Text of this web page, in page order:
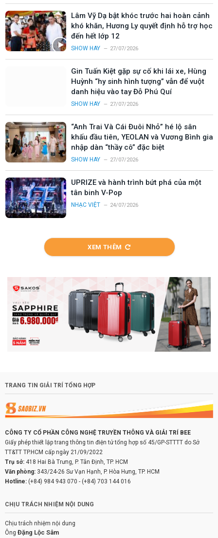
Lâm Vỹ Dạ bật khóc trước hai hoàn cảnh
khó khăn, Hương Ly quyết định hỗ trợ học
đến hết lớp 12
SHOW HAY 27/07/2026
Gin Tuấn Kiệt gặp sự cố khi lái xe, Hùng
Huỳnh “hy sinh hình tượng” vẫn để vuột
danh hiệu vào tay Đỗ Phú Quí
SHOW HAY 27/07/2026
“Anh Trai Và Cái Đuôi Nhỏ” hé lộ sân
khấu đầu tiên, YEOLAN và Vương Bình gia
nhập dàn “thầy cô” đặc biệt
SHOW HAY 27/07/2026
UPRIZE và hành trình bứt phá của một
tân binh V-Pop
NHẠC VIỆT 24/07/2026
XEM THÊM
TRANG TIN GIẢI TRÍ TỔNG HỢP
CÔNG TY CỔ PHẦN CÔNG NGHỆ TRUYỀN THÔNG VÀ GIẢI TRÍ BEE
Giấy phép thiết lập trang thông tin điện tử tổng hợp số 45/GP-STTTT do Sở
TT&TT TP.HCM cấp ngày 21/09/2022
Trụ sở: 418 Hai Bà Trưng, P. Tân Định, TP. HCM
Văn phòng: 343/24-26 Sư Vạn Hạnh, P. Hòa Hưng, TP. HCM
Hotline: (+84) 984 943 070 - (+84) 703 144 016
CHỊU TRÁCH NHIỆM NỘI DUNG
Chịu trách nhiệm nội dung
Ông Đặng Lộc Sâm